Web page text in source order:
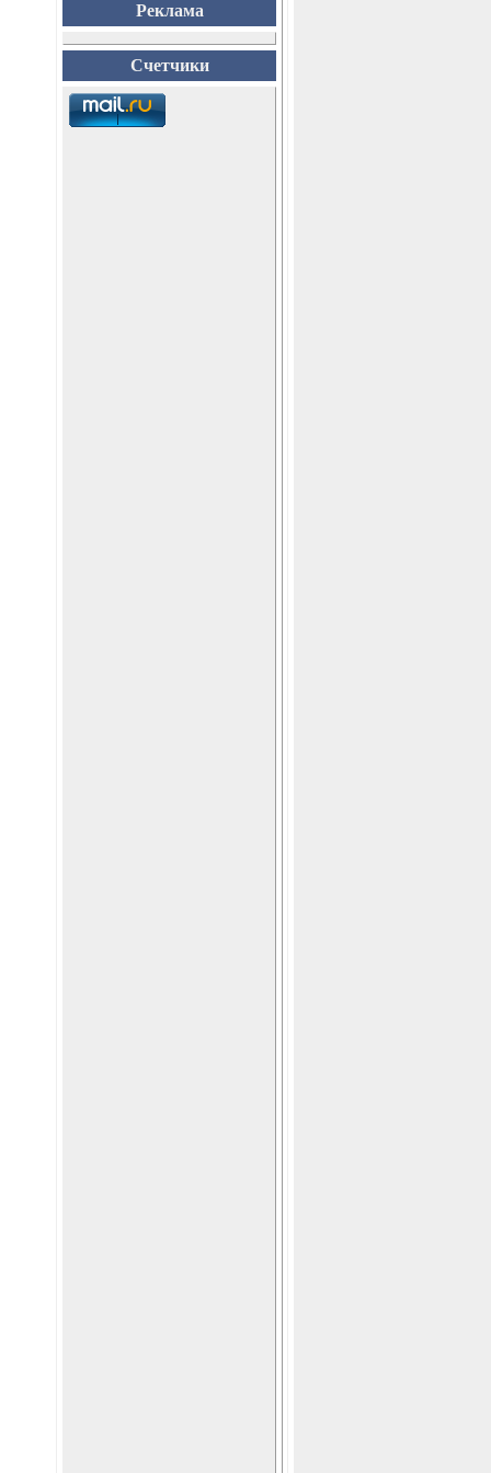
Реклама
Счетчики